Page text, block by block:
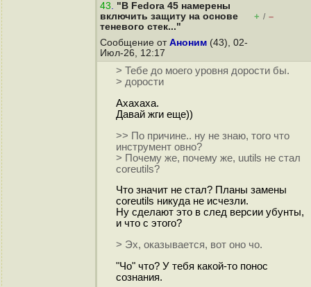
43. "В Fedora 45 намерены
включить защиту на основе
теневого стек..."
+ / –
Сообщение от Аноним (43), 02-
Июл-26, 12:17
> Тебе до моего уровня дорости бы.
> дорости
Ахахаха.
Давай жги еще))
>> По причине.. ну не знаю, того что
инструмент овно?
> Почему же, почему же, uutils не стал
coreutils?
Что значит не стал? Планы замены
coreutils никуда не исчезли.
Ну сделают это в след версии убунты,
и что с этого?
> Эх, оказывается, вот оно чо.
"Чо" что? У тебя какой-то понoc
сознания.